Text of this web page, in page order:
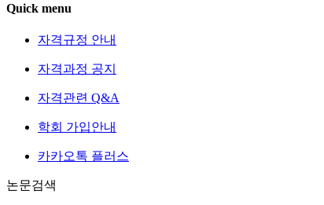
Quick menu
자격규정 안내
자격과정 공지
자격관련 Q&A
학회 가입안내
카카오톡 플러스
논문검색